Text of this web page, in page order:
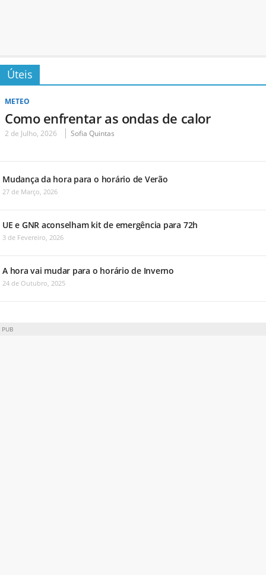
Úteis
METEO
Como enfrentar as ondas de calor
2 de Julho, 2026 Sofia Quintas
Mudança da hora para o horário de Verão
27 de Março, 2026
UE e GNR aconselham kit de emergência para 72h
3 de Fevereiro, 2026
A hora vai mudar para o horário de Inverno
24 de Outubro, 2025
PUB